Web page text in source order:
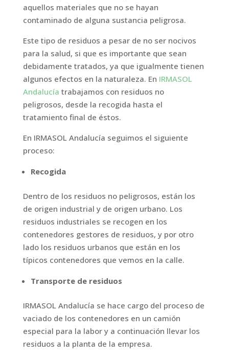
aquellos materiales que no se hayan
contaminado de alguna sustancia peligrosa.
Este tipo de residuos a pesar de no ser nocivos
para la salud, si que es importante que sean
debidamente tratados, ya que igualmente tienen
algunos efectos en la naturaleza. En IRMASOL
Andalucía trabajamos con residuos no
peligrosos, desde la recogida hasta el
tratamiento final de éstos.
En IRMASOL Andalucía seguimos el siguiente
proceso:
Recogida
Dentro de los residuos no peligrosos, están los
de origen industrial y de origen urbano. Los
residuos industriales se recogen en los
contenedores gestores de residuos, y por otro
lado los residuos urbanos que están en los
típicos contenedores que vemos en la calle.
Transporte de residuos
IRMASOL Andalucía se hace cargo del proceso de
vaciado de los contenedores en un camión
especial para la labor y a continuación llevar los
residuos a la planta de la empresa.